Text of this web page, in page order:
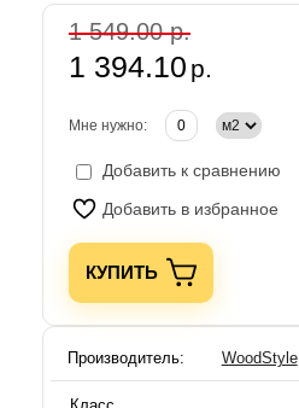
1 549.00 р.
1 394.10 р.
Мне нужно:
Добавить к сравнению
Добавить в избранное
КУПИТЬ
Производитель: WoodStyle